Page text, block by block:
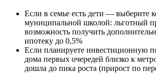
Если в семье есть дети — выберите
муниципальной школой: льготный
возможность получить
ипотеку до 0,5%
Если планируете инвестиционную
дома первых очередей близко к
дошла до пика роста (прирост по